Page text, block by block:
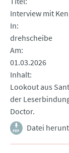
Interview mit
In
drehscheibe
Am
01.03.2026
Inhalt
Lookout aus
der
Doctor.
Datei